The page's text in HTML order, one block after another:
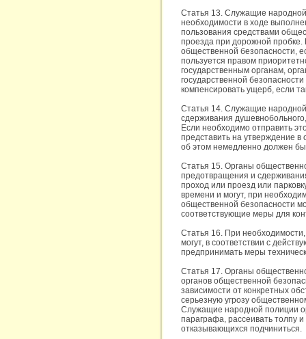
Статья 13. Служащие народной
необходимости в ходе
пользования средствами
проезда при дорожной пробке.
общественной безопасности,
пользуется правом
государственным органам,
государственной
компенсировать ущерб, если
Статья 14. Служащие
сдерживания
Если необходимо отправить
представить на утверждение
об этом немедленно должен
Статья 15. Органы
предотвращения и
проход или проезд или
времени и могут, при
общественной безопасности
соответствующие меры для
Статья 16. При
могут, в соответствии с
предпринимать меры
Статья 17. Органы
органов общественной
зависимости от конкретных
серьезную угрозу
Служащие народной полиции
параграфа, рассеивать толпу
отказывающихся подчиниться.